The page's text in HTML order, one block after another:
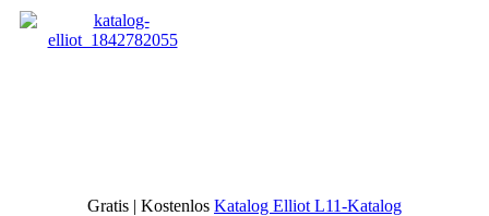
Gratis | Kostenlos Katalog Elliot L11-Katalog